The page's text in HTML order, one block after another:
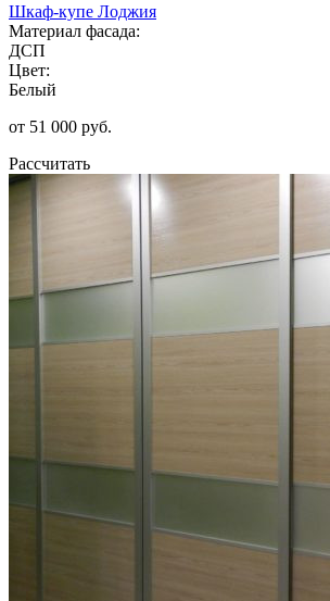
Шкаф-купе Лоджия
Материал фасада:
ДСП
Цвет:
Белый
от 51 000 руб.
Рассчитать